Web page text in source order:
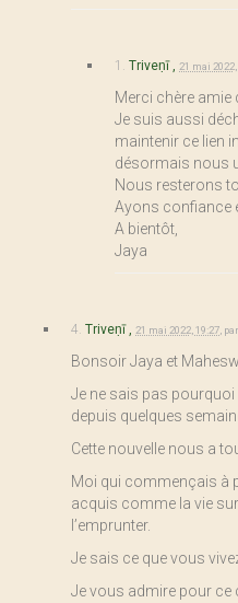
1. Triveṇī , 21 mai
Merci chère amie
Je suis aussi
maintenir ce lien
désormais nous
Nous resterons
Ayons confiance
A bientôt,
Jaya
4. Triveṇī , 21 mai 2022, 19:27 par
Bonsoir Jaya et
Je ne sais pas
depuis quelques
Cette nouvelle nous a
Moi qui commençais à
acquis comme la vie
l’emprunter.
Je sais ce que vous
Je vous admire pour ce